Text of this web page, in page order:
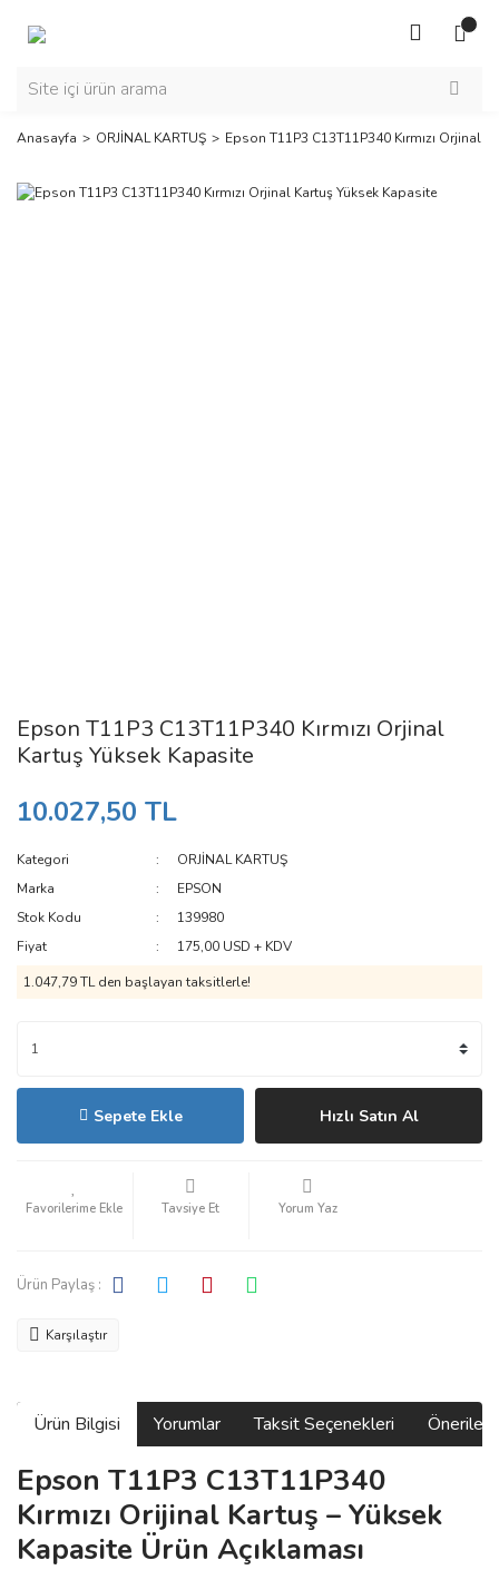
Anasayfa ORJİNAL KARTUŞ Epson T11P3 C13T11P340 Kırmızı Orjinal
Epson T11P3 C13T11P340 Kırmızı Orjinal
Kartuş Yüksek Kapasite
10.027,50 TL
Kategori
ORJİNAL KARTUŞ
Marka
EPSON
Stok Kodu
139980
Fiyat
175,00 USD + KDV
1.047,79 TL den başlayan taksitlerle!
Sepete Ekle Hızlı Satın Al
Tavsiye Et Yorum Yaz
Ürün Paylaş :
Karşılaştır
Ürün Bilgisi Yorumlar Taksit Seçenekleri
Epson T11P3 C13T11P340
Kırmızı Orijinal Kartuş – Yüksek
Kapasite Ürün Açıklaması